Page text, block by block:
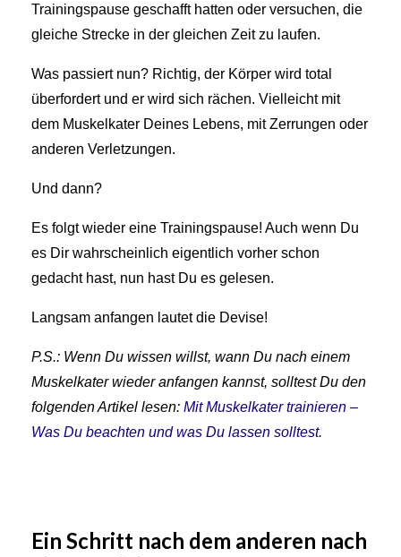
Trainingspause geschafft hatten oder versuchen, die
gleiche Strecke in der gleichen Zeit zu laufen.
Was passiert nun? Richtig, der Körper wird total
überfordert und er wird sich rächen. Vielleicht mit
dem Muskelkater Deines Lebens, mit Zerrungen oder
anderen Verletzungen.
Und dann?
Es folgt wieder eine Trainingspause! Auch wenn Du
es Dir wahrscheinlich eigentlich vorher schon
gedacht hast, nun hast Du es gelesen.
Langsam anfangen lautet die Devise!
P.S.: Wenn Du wissen willst, wann Du nach einem
Muskelkater wieder anfangen kannst, solltest Du den
folgenden Artikel lesen: Mit Muskelkater trainieren –
Was Du beachten und was Du lassen solltest.
Ein Schritt nach dem anderen nach